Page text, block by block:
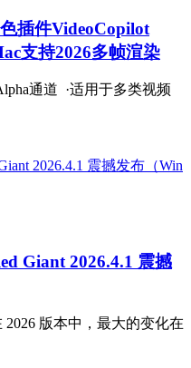
插件VideoCopilot
支持2026多帧渲染
通道 ·适用于多类视频
Giant 2026.4.1 震撼
版本中，最大的变化在